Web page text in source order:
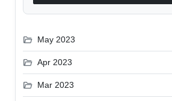
folder_open May 2023
folder_open Apr 2023
folder_open Mar 2023